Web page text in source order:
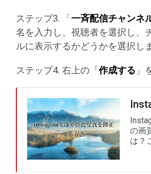
ステップ3. 「一斉配信チャンネ
名を入力し、視聴者を選択し、
ルに表示するかどうかを選択し
ステップ4. 右上の「作成する 」
の画
は？